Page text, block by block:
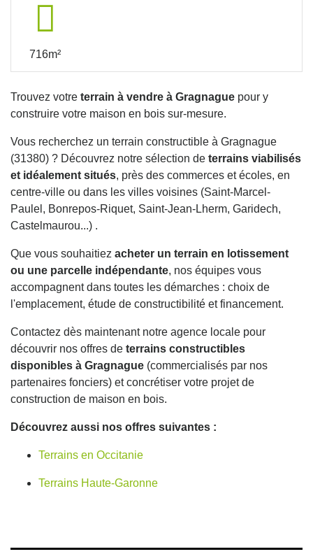
716m²
Trouvez votre terrain à vendre à Gragnague pour y
construire votre maison en bois sur-mesure.
Vous recherchez un terrain constructible à Gragnague
(31380) ? Découvrez notre sélection de terrains viabilisés
et idéalement situés, près des commerces et écoles, en
centre-ville ou dans les villes voisines (Saint-Marcel-
Paulel, Bonrepos-Riquet, Saint-Jean-Lherm, Garidech,
Castelmaurou...) .
Que vous souhaitiez acheter un terrain en lotissement
ou une parcelle indépendante, nos équipes vous
accompagnent dans toutes les démarches : choix de
l'emplacement, étude de constructibilité et financement.
Contactez dès maintenant notre agence locale pour
découvrir nos offres de terrains constructibles
disponibles à Gragnague (commercialisés par nos
partenaires fonciers) et concrétiser votre projet de
construction de maison en bois.
Découvrez aussi nos offres suivantes :
Terrains en Occitanie
Terrains Haute-Garonne